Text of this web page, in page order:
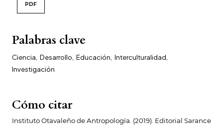
Palabras clave
Ciencia Desarrollo Educación Interculturalidad
Investigación
Cómo citar
Instituto Otavaleño de Antropología. (2019). Editorial Sarance
PDF